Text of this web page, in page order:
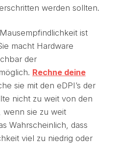
werden sollten.
ist
macht Hardware
der
Rechne deine
sie mit den eDPI’s der
nicht zu weit von den
wenn sie zu weit
Wahrscheinlich, dass
viel zu niedrig oder